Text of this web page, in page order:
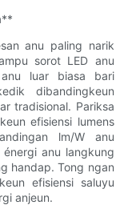
anu paling narik
sorot LED anu
anu luar biasa bari
dibandingkeun
tradisional. Pariksa
efisiensi lumens
lm/W anu
anu langkung
handap. Tong ngan
efisiensi saluyu
anjeun.